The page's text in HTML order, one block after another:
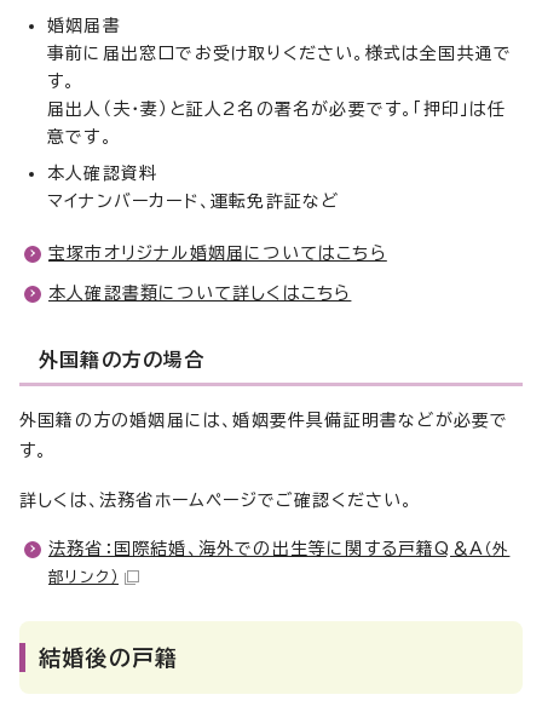
婚姻届書
事前に届出窓口でお受け取りください。様式は全国共通で
す。
届出人（夫・妻）と証人2名の署名が必要です。「押印」は任
意です。
本人確認資料
マイナンバーカード、運転免許証など
宝塚市オリジナル婚姻届についてはこちら
本人確認書類について詳しくはこちら
外国籍の方の場合
外国籍の方の婚姻届には、婚姻要件具備証明書などが必要で
す。
詳しくは、法務省ホームページでご確認ください。
法務省：国際結婚、海外での出生等に関する戸籍Q＆A （外
部リンク）
結婚後の戸籍